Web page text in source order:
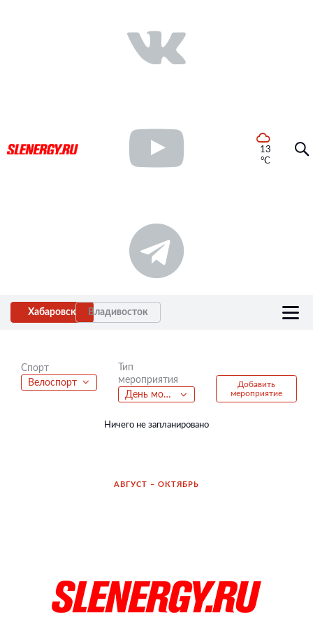
13
°C
Хабаровск Владивосток
Спорт
Велоспорт
Тип
мероприятия
День молодежи
Добавить
мероприятие
Ничего не запланировано
АВГУСТ – ОКТЯБРЬ